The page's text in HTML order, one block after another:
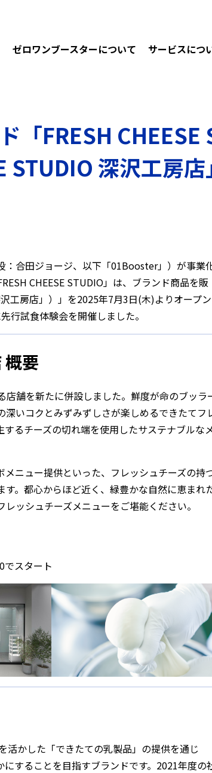
ゼロワンブースターについて サービスにつ
「FRESH
STUDIO 深沢工房
：合田ジョージ、以下「01Booster」）が事業
CHEESE STUDIO」は、ブランド商品を販
工房店」）」を2025年7月3日(木)よりオープン
行試食体験会を開催しました。
概要
舗を新たに併設しました。鮮度が命のブッラ
いコクとみずみずしさが楽しめるできたてフ
るチーズの切れ端を使用したサステナブルな
ニュー提供といった、フレッシュチーズの持
。都心からほど近く、緑豊かな自然に恵まれ
ッシュチーズメニューをご堪能ください。
タート
活かした「できたての乳製品」の提供を通じ
することを目指すブランドです。2021年度の